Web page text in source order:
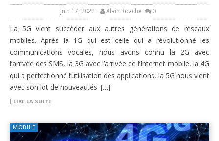
juin 17, 2022 Alain Roache 0
La 5G vient succéder aux autres générations de réseaux
mobiles. Après la 1G qui est celle qui a révolutionné les
communications vocales, nous avons connu la 2G avec
l’arrivée des SMS, la 3G avec l’arrivée de l’Internet mobile, la 4G
qui a perfectionné l’utilisation des applications, la 5G nous vient
avec son lot de nouveautés. […]
LIRE LA SUITE
MOBILE